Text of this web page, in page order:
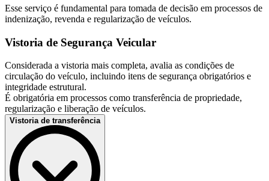
Esse serviço é fundamental para tomada de decisão em processos de
indenização, revenda e regularização de veículos.
Vistoria de Segurança Veicular
Considerada a vistoria mais completa, avalia as condições de
circulação do veículo, incluindo itens de segurança obrigatórios e
integridade estrutural.
É obrigatória em processos como transferência de propriedade,
regularização e liberação de veículos.
Vistoria de transferência